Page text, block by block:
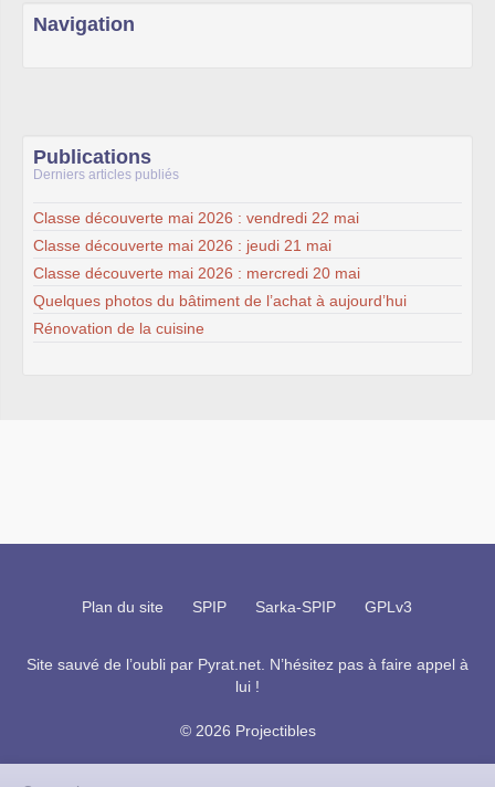
Navigation
Publications
Derniers articles publiés
Classe découverte mai 2026 : vendredi 22 mai
Classe découverte mai 2026 : jeudi 21 mai
Classe découverte mai 2026 : mercredi 20 mai
Quelques photos du bâtiment de l’achat à aujourd’hui
Rénovation de la cuisine
Plan du site SPIP Sarka-SPIP GPLv3
Site sauvé de l’oubli par Pyrat.net . N’hésitez pas à faire appel à
lui !
© 2026 Projectibles